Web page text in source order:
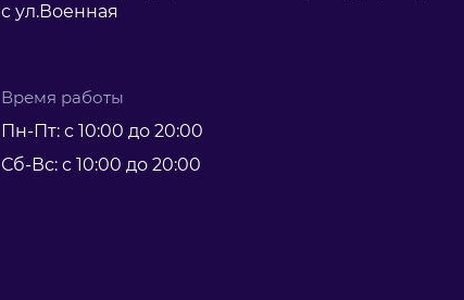
с ул.Военная
Время работы
Пн-Пт: с 10:00 до 20:00
Сб-Вс: с 10:00 до 20:00